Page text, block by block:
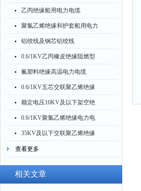
缆
乙丙绝缘船用电力电缆
聚氯乙烯绝缘和护套船用电力
电缆
铝绞线及钢芯铝绞线
0.6/1KV乙丙橡皮绝缘阻燃型
电力电缆
氟塑料绝缘高温电力电缆
0.6/1KV五芯交联聚乙烯绝缘
电力电缆
额定电压10KV及以下架空绝
缘电缆
0.6/1KV聚氯乙烯绝缘电力电
缆
35KV及以下交联聚乙烯绝缘
电力电缆
查看更多
相关文章